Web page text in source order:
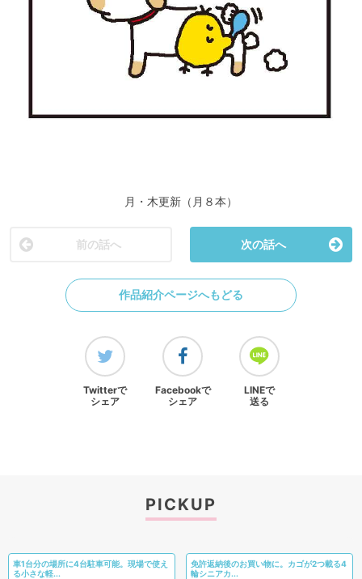
月・木更新（月８本）
前の話へ 次の話へ
作品紹介ページへもどる
Twitterで
シェア
Facebookで
シェア
LINEで
送る
PICKUP
車1台分の場所に4台駐車可能。現場で使え
る小さな軽...
免許返納後のお買い物に。カゴが2つ載る4
輪シニアカ...